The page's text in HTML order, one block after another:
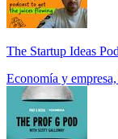
The Startup Ideas
Economía y